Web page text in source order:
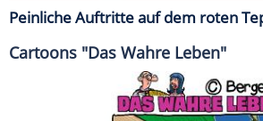
Peinliche Auftritte auf dem roten
Cartoons "Das Wahre Leben"